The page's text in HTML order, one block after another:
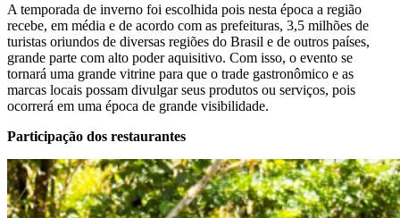
A temporada de inverno foi escolhida pois nesta época a região
recebe, em média e de acordo com as prefeituras, 3,5 milhões de
turistas oriundos de diversas regiões do Brasil e de outros países,
grande parte com alto poder aquisitivo. Com isso, o evento se
tornará uma grande vitrine para que o trade gastronômico e as
marcas locais possam divulgar seus produtos ou serviços, pois
ocorrerá em uma época de grande visibilidade.
Participação dos restaurantes